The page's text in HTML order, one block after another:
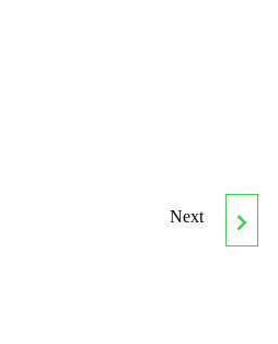
CURSO ONLINE DENext